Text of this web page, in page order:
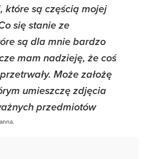
które są częścią mojej
się stanie ze
są dla mnie bardzo
mam nadzieję, że coś
Może założę
umieszczę zdjęcia
przedmiotów